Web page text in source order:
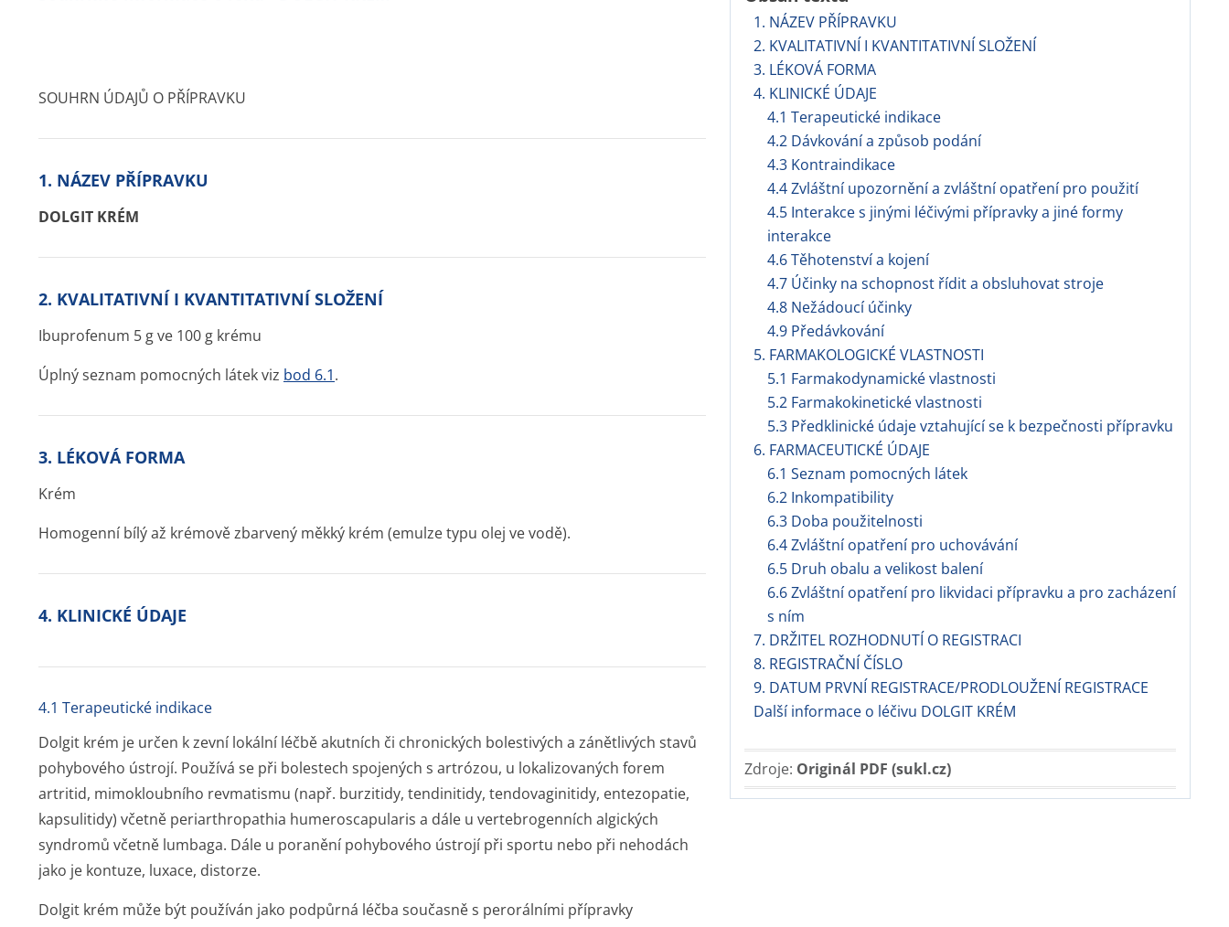
1. NÁZEV PŘÍPRAVKU
2. KVALITATIVNÍ I KVANTITATIVNÍ SLOŽENÍ
3. LÉKOVÁ FORMA
4. KLINICKÉ ÚDAJE
4.1 Terapeutické indikace
4.2 Dávkování a způsob podání
4.3 Kontraindikace
4.4 Zvláštní upozornění a zvláštní opatření pro použití
4.5 Interakce s jinými léčivými přípravky a jiné formy
interakce
4.6 Těhotenství a kojení
4.7 Účinky na schopnost řídit a obsluhovat stroje
4.8 Nežádoucí účinky
4.9 Předávkování
5. FARMAKOLOGICKÉ VLASTNOSTI
5.1 Farmakodynamické vlastnosti
5.2 Farmakokinetické vlastnosti
5.3 Předklinické údaje vztahující se k bezpečnosti přípravku
6. FARMACEUTICKÉ ÚDAJE
6.1 Seznam pomocných látek
6.2 Inkompatibility
6.3 Doba použitelnosti
6.4 Zvláštní opatření pro uchovávání
6.5 Druh obalu a velikost balení
6.6 Zvláštní opatření pro likvidaci přípravku a pro zacházení
s ním
7. DRŽITEL ROZHODNUTÍ O REGISTRACI
8. REGISTRAČNÍ ČÍSLO
9. DATUM PRVNÍ REGISTRACE/PRODLOUŽENÍ REGISTRACE
Další informace o léčivu DOLGIT KRÉM
Zdroje: Originál PDF (sukl.cz)
SOUHRN ÚDAJŮ O PŘÍPRAVKU
1. NÁZEV PŘÍPRAVKU
DOLGIT KRÉM
2. KVALITATIVNÍ I KVANTITATIVNÍ SLOŽENÍ
Ibuprofenum 5 g ve 100 g krému
Úplný seznam pomocných látek viz bod 6.1.
3. LÉKOVÁ FORMA
Krém
Homogenní bílý až krémově zbarvený měkký krém (emulze typu olej ve vodě).
4. KLINICKÉ ÚDAJE
4.1 Terapeutické indikace
Dolgit krém je určen k zevní lokální léčbě akutních či chronických bolestivých a zánětlivých stavů
pohybového ústrojí. Používá se při bolestech spojených s artrózou, u lokalizovaných forem
artritid, mimokloubního revmatismu (např. burzitidy, tendinitidy, tendovaginitidy, entezopatie,
kapsulitidy) včetně periarthropathia humeroscapularis a dále u vertebrogenních algických
syndromů včetně lumbaga. Dále u poranění pohybového ústrojí při sportu nebo při nehodách
jako je kontuze, luxace, distorze.
Dolgit krém může být používán jako podpůrná léčba současně s perorálními přípravky